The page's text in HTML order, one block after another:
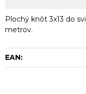
Plochý knôt 3x13 do
metrov.
EAN: